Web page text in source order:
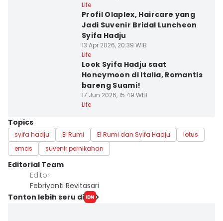
Life
Profil Olaplex, Haircare yang
Jadi Suvenir Bridal Luncheon
Syifa Hadju
13 Apr 2026, 20:39 WIB
Life
Look Syifa Hadju saat
Honeymoon di Italia, Romantis
bareng Suami!
17 Jun 2026, 15:49 WIB
Life
Topics
syifa hadju El Rumi El Rumi dan Syifa Hadju
lotus
emas
suvenir pernikahan
Editorial Team
Editor
Febriyanti Revitasari
Tonton lebih seru di